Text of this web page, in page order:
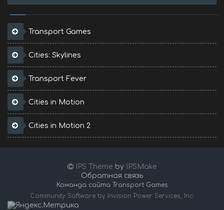
Transport Games
Cities: Skylines
Transport Fever
Cities in Motion
Cities in Motion 2
IPS Theme by
IPSMake
Обратная связь
Команда сайта Transport Games
Community Software by Invision Power Services, Inc.